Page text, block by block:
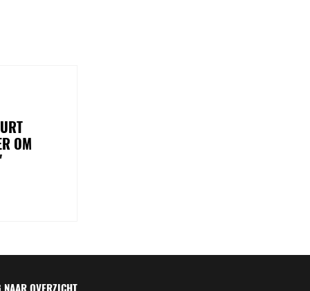
OM
NAAR OVERZICHT